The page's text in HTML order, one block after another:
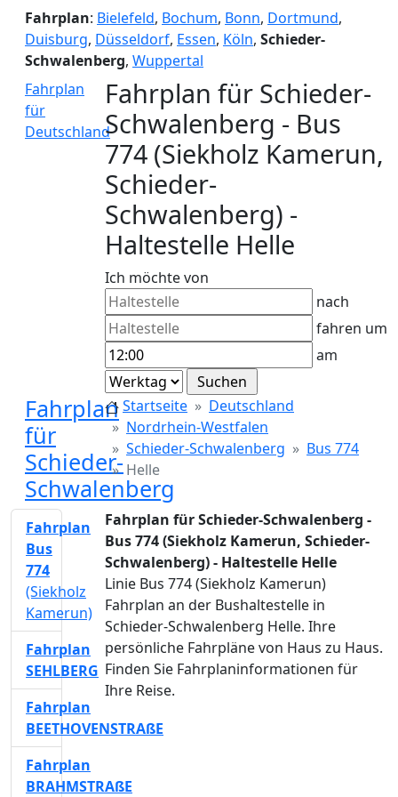
Fahrplan: Bielefeld, Bochum, Bonn, Dortmund,
Duisburg, Düsseldorf, Essen, Köln, Schieder-
Schwalenberg, Wuppertal
Fahrplan
für
Deutschland
Fahrplan für Schieder-
Schwalenberg - Bus
774 (Siekholz Kamerun,
Schieder-
Schwalenberg) -
Haltestelle Helle
Ich möchte von
nach
fahren um
am
Fahrplan
für
Schieder-
Schwalenberg
Startseite
Deutschland
Nordrhein-Westfalen
Schieder-Schwalenberg
Bus 774
Helle
Fahrplan für Schieder-Schwalenberg -
Bus 774 (Siekholz Kamerun, Schieder-
Schwalenberg) - Haltestelle Helle
Linie Bus 774 (Siekholz Kamerun)
Fahrplan an der Bushaltestelle in
Schieder-Schwalenberg Helle. Ihre
persönliche Fahrpläne von Haus zu Haus.
Finden Sie Fahrplaninformationen für
Ihre Reise.
Fahrplan
Bus
774
(Siekholz
Kamerun)
Fahrplan
SEHLBERG
Fahrplan
BEETHOVENSTRAßE
Fahrplan
BRAHMSTRAßE